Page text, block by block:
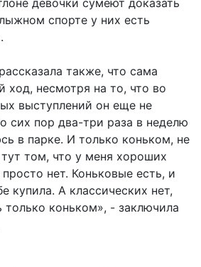
спорте у них есть
также, что сама
ход, несмотря на то, что во
выступлений он еще не
сих пор два-три раза в неделю
в парке. И только коньком, не
том, что у меня хороших
нет. Коньковые есть, и
купила. А классических нет,
только коньком», - заключила